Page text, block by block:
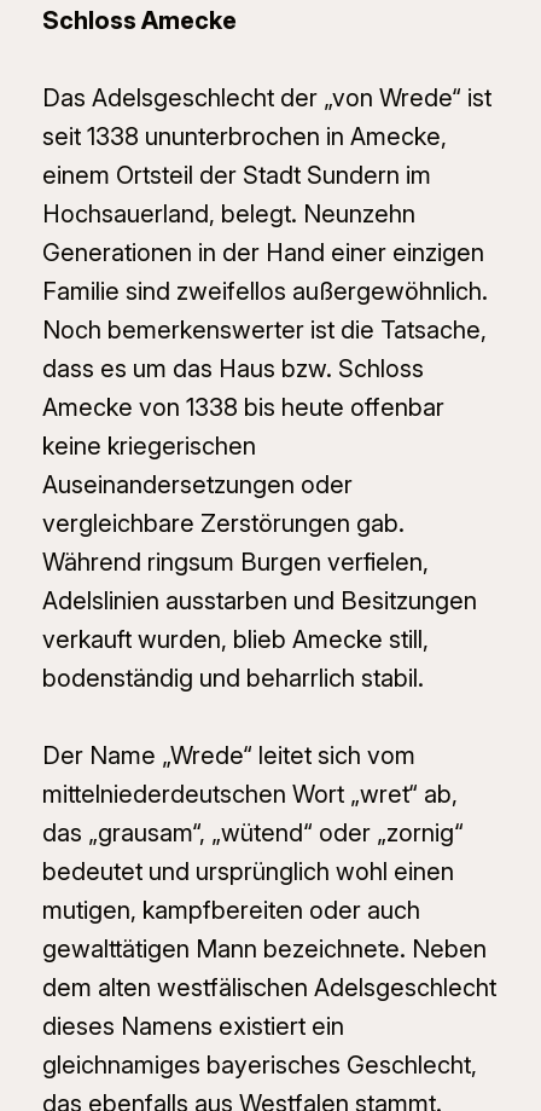
Schloss Amecke
Das Adelsgeschlecht der „von Wrede“ ist
seit 1338 ununterbrochen in Amecke,
einem Ortsteil der Stadt Sundern im
Hochsauerland, belegt. Neunzehn
Generationen in der Hand einer einzigen
Familie sind zweifellos außergewöhnlich.
Noch bemerkenswerter ist die Tatsache,
dass es um das Haus bzw. Schloss
Amecke von 1338 bis heute offenbar
keine kriegerischen
Auseinandersetzungen oder
vergleichbare Zerstörungen gab.
Während ringsum Burgen verfielen,
Adelslinien ausstarben und Besitzungen
verkauft wurden, blieb Amecke still,
bodenständig und beharrlich stabil.
Der Name „Wrede“ leitet sich vom
mittelniederdeutschen Wort „wret“ ab,
das „grausam“, „wütend“ oder „zornig“
bedeutet und ursprünglich wohl einen
mutigen, kampfbereiten oder auch
gewalttätigen Mann bezeichnete. Neben
dem alten westfälischen Adelsgeschlecht
dieses Namens existiert ein
gleichnamiges bayerisches Geschlecht,
das ebenfalls aus Westfalen stammt.